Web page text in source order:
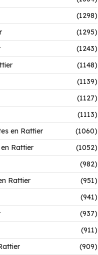
(1298)
(1295)
(1243)
(1148)
(1139)
(1127)
(1113)
en Rattier
(1060)
Rattier
(1052)
(982)
Rattier
(951)
(941)
(937)
(911)
(909)